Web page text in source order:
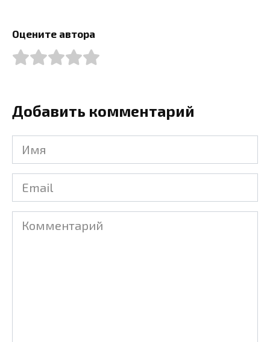
Оцените автора
Добавить комментарий
Имя
Email
Комментарий